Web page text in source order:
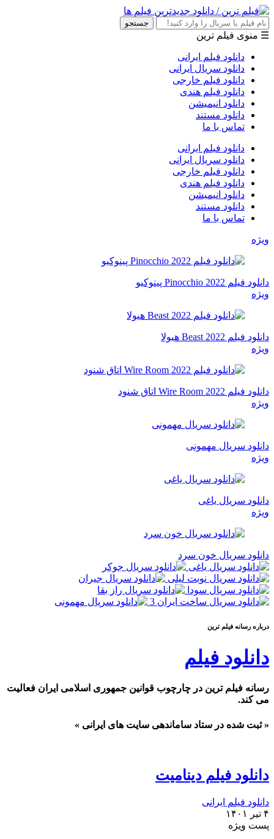
جستجو
☰ منوی فیلم ترین
دانلود فیلم ایرانی
دانلود سریال ایرانی
دانلود فیلم خارجی
دانلود فیلم هندی
دانلود انیمیشن
دانلود مستند
تماس با ما
دانلود فیلم ایرانی
دانلود سریال ایرانی
دانلود فیلم خارجی
دانلود فیلم هندی
دانلود انیمیشن
دانلود مستند
تماس با ما
ویژه
دانلود فیلم Pinocchio 2022 پینوکیو
ویژه
دانلود فیلم Beast 2022 هیولا
ویژه
دانلود فیلم Wire Room 2022 اتاق شنود
ویژه
دانلود سریال مهمونی
ویژه
دانلود سریال یاغی
ویژه
دانلود سریال خون سرد
درباره رسانه فيلم ترين
دانلود فیلم
رسانه فیلم ترین در چارچوب قوانین جمهوری اسلامی ایران فعالیت
می کند.
« ثبت شده در ستاد ساماندهی سایت های ایرانی »
دانلود فیلم دینامیت
دانلود فیلم ایرانی
۴ تیر ۱۴۰۱
پست ويژه